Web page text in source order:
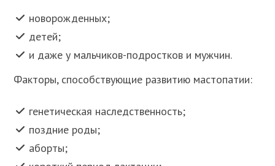
новорожденных;
детей;
и даже у мальчиков-подростков и мужчин.
Факторы, способствующие развитию мастопатии:
генетическая наследственность;
поздние роды;
аборты;